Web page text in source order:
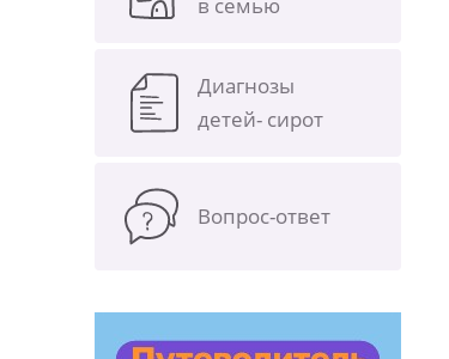
Диагнозы
детей- сирот
Вопрос-ответ